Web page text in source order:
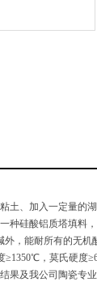
土、加入一定量的
种硅酸铝质塔填料
外，能耐所有的无机
≥1350℃ ，莫氏硬度
果及我公司陶瓷专